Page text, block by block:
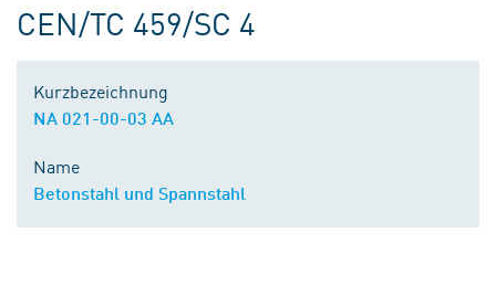
CEN/TC 459/SC 4
Kurzbezeichnung
NA 021-00-03 AA
Name
Betonstahl und Spannstahl